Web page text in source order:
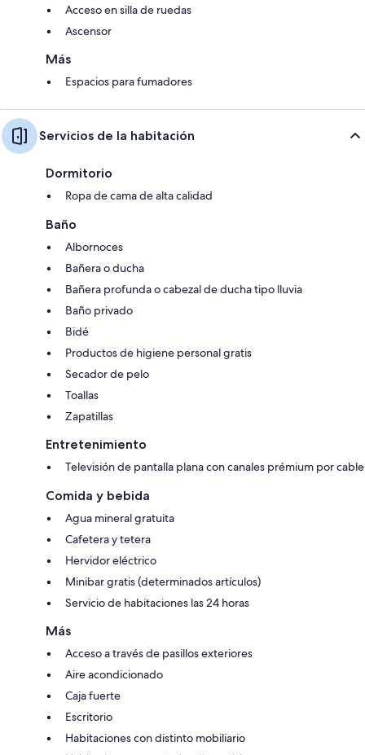
Acceso en silla de ruedas
Ascensor
Más
Espacios para fumadores
Servicios de la habitación
Dormitorio
Ropa de cama de alta calidad
Baño
Albornoces
Bañera o ducha
Bañera profunda o cabezal de ducha tipo lluvia
Baño privado
Bidé
Productos de higiene personal gratis
Secador de pelo
Toallas
Zapatillas
Entretenimiento
Televisión de pantalla plana con canales prémium por cable
Comida y bebida
Agua mineral gratuita
Cafetera y tetera
Hervidor eléctrico
Minibar gratis (determinados artículos)
Servicio de habitaciones las 24 horas
Más
Acceso a través de pasillos exteriores
Aire acondicionado
Caja fuerte
Escritorio
Habitaciones con distinto mobiliario